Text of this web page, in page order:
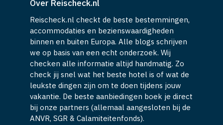
Over Reischeck.nl
Reischeck.nl checkt de beste bestemmingen,
accommodaties en bezienswaardigheden
binnen en buiten Europa. Alle blogs schrijven
we op basis van een echt onderzoek. Wij
checken alle informatie altijd handmatig. Zo
check jij snel wat het beste hotel is of wat de
leukste dingen zijn om te doen tijdens jouw
vakantie. De beste aanbiedingen boek je direct
bij onze partners (allemaal aangesloten bij de
ANVR, SGR & Calamiteitenfonds).